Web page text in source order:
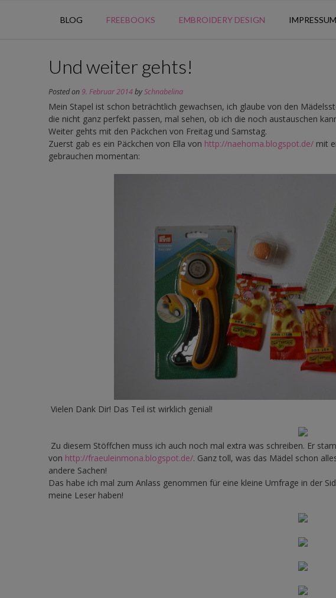
BLOG FREEBOOKS EMBROIDERY DESIGN
Und weiter gehts!
Posted on9. Februar 2014bySchnabelina
Mein Stapel ist schon beträchtlich gewachsen, ich glaube von den
die nicht ganz perfekt passen, mal sehen, ob ich die noch austauschen
Weiter gehts mit den Päckchen von Freitag und Samstag.
Zuerst gab es ein Päckchen von Ella von http://naehoma.blogspot.de/ mit
gebrauchen momentan:
Vielen Dank Dir! Das Teil ist wirklich genial!
Zu diesem Stöffchen muss ich auch noch mal extra was schreiben. Er
von http://fraeuleinmona.blogspot.de/. Ganz toll, was das Mädel schon
andere Sachen!
Das habe ich mal zum Anlass genommen für eine kleine Umfrage in der
meine Leser haben!